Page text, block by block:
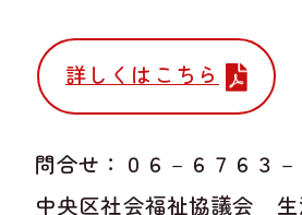
詳しくはこちら
問合せ：０６－６７６３－
中央区社会福祉協議会 生